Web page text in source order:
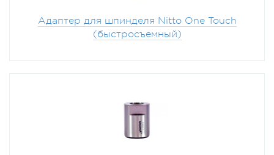
Адаптер для шпинделя Nitto One Touch
(быстросъемный)